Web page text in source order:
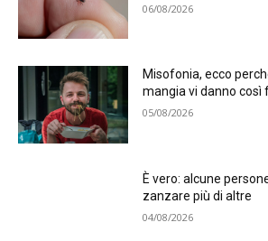
06/08/2026
Misofonia, ecco
mangia vi danno così
05/08/2026
È vero: alcune
zanzare più di altre
04/08/2026